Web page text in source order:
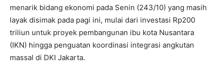
menarik bidang ekonomi pada Senin (243/10) yang masih
layak disimak pada pagi ini, mulai dari investasi Rp200
triliun untuk proyek pembangunan ibu kota Nusantara
(IKN) hingga penguatan koordinasi integrasi angkutan
massal di DKI Jakarta.